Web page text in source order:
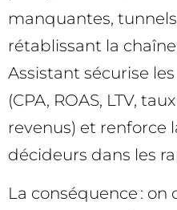
manquantes,
rétablissant la
Assistant sécurise
(CPA, ROAS, LTV,
revenus) et renforce
décideurs dans les
La conséquence : on